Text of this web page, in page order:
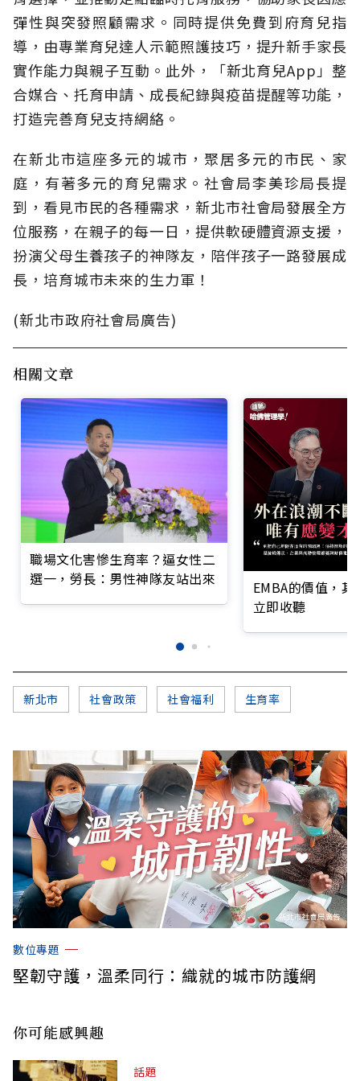
彈性與突發照顧需求。同時提供免費到府育兒指
導，由專業育兒達人示範照護技巧，提升新手家長
實作能力與親子互動。此外，「新北育兒App」整
合媒合、托育申請、成長紀錄與疫苗提醒等功能，
打造完善育兒支持網絡。
在新北市這座多元的城市，聚居多元的市民、家
庭，有著多元的育兒需求。社會局李美珍局長提
到，看見市民的各種需求，新北市社會局發展全方
位服務，在親子的每一日，提供軟硬體資源支援，
扮演父母生養孩子的神隊友，陪伴孩子一路發展成
長，培育城市未來的生力軍！
(新北市政府社會局廣告)
相關文章
職場文化害慘生育率？逼女性二
選一，勞長：男性神隊友站出來
EMBA的價值，
立即收聽
新北市 社會政策 社會福利 生育率
數位專題
堅韌守護，溫柔同行：織就的城市防護網
你可能感興趣
話題